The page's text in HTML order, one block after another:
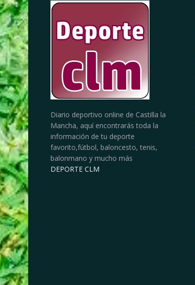
Diario deportivo online de Castilla la
Mancha, aquí encontrarás toda la
información de tu deporte
favorito,fútbol, baloncesto, tenis,
balonmano y mucho más
DEPORTE CLM